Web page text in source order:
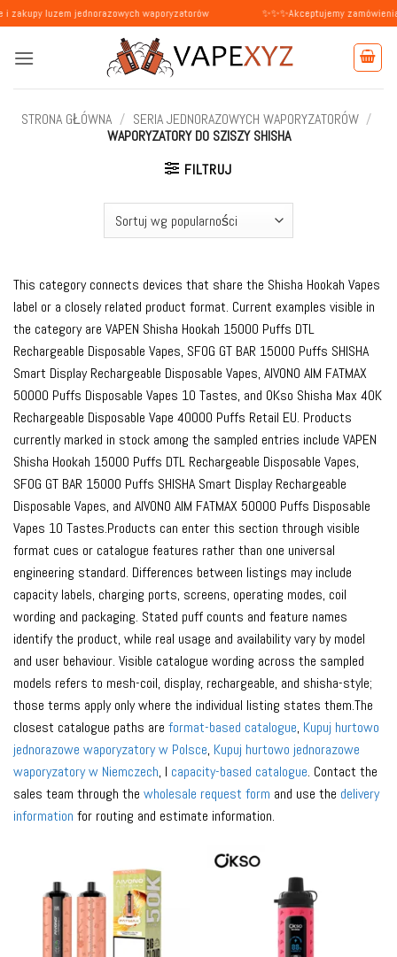
Przewiń
do
zawartości
jednorazowych waporyzatorów ✨✨✨Akceptujemy zamówienia od osób
STRONA GŁÓWNA / SERIA JEDNORAZOWYCH WAPORYZATORÓW /
WAPORYZATORY DO SZISZY SHISHA
FILTRUJ
This category connects devices that share the Shisha Hookah Vapes
label or a closely related product format. Current examples visible in
the category are VAPEN Shisha Hookah 15000 Puffs DTL
Rechargeable Disposable Vapes, SFOG GT BAR 15000 Puffs SHISHA
Smart Display Rechargeable Disposable Vapes, AIVONO AIM FATMAX
50000 Puffs Disposable Vapes 10 Tastes, and OKso Shisha Max 40K
Rechargeable Disposable Vape 40000 Puffs Retail EU. Products
currently marked in stock among the sampled entries include VAPEN
Shisha Hookah 15000 Puffs DTL Rechargeable Disposable Vapes,
SFOG GT BAR 15000 Puffs SHISHA Smart Display Rechargeable
Disposable Vapes, and AIVONO AIM FATMAX 50000 Puffs Disposable
Vapes 10 Tastes.Products can enter this section through visible
format cues or catalogue features rather than one universal
engineering standard. Differences between listings may include
capacity labels, charging ports, screens, operating modes, coil
wording and packaging. Stated puff counts and feature names
identify the product, while real usage and availability vary by model
and user behaviour. Visible catalogue wording across the sampled
models refers to mesh-coil, display, rechargeable, and shisha-style;
those terms apply only where the individual listing states them.The
closest catalogue paths are format-based catalogue, Kupuj hurtowo
jednorazowe waporyzatory w Polsce, Kupuj hurtowo jednorazowe
waporyzatory w Niemczech, I capacity-based catalogue. Contact the
sales team through the wholesale request form and use the delivery
information for routing and estimate information.